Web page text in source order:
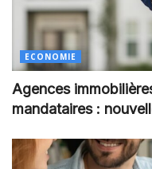
ECONOMIE
Agences
mandataires :